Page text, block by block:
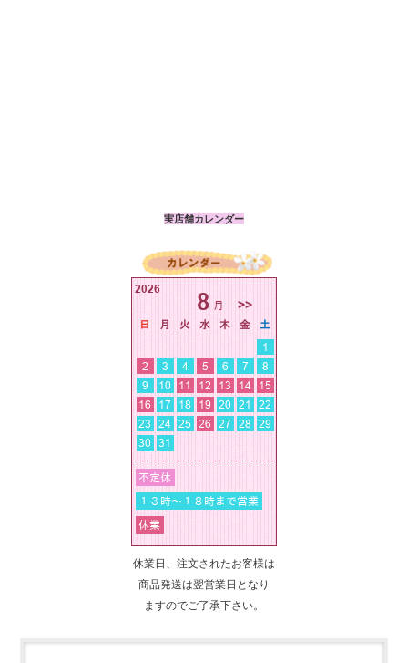
実店舗カレンダー
休業日、注文されたお客様は
商品発送は翌営業日となり
ますのでご了承下さい。